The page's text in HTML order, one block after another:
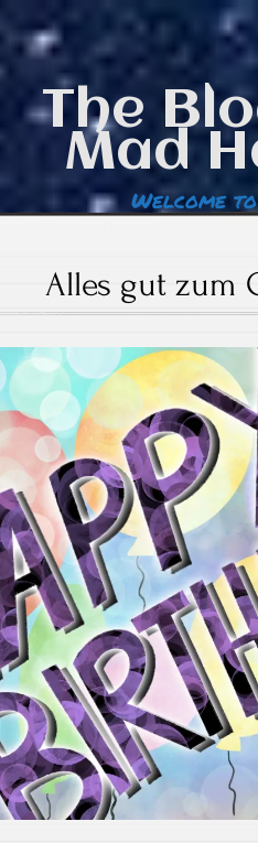
The
Mad
Welcome
Alles gut zum